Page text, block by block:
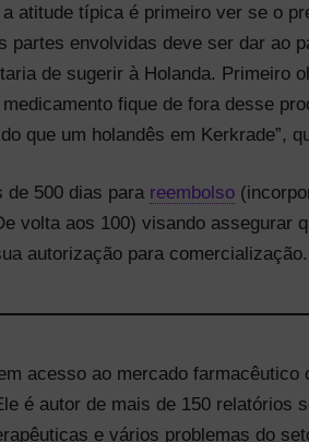
atitude típica é primeiro ver se o
partes envolvidas deve ser dar ao
de sugerir à Holanda. Primeiro
fique de fora desse
que um holandês em Kerkrade”,
de 500 dias para reembolso
volta aos 100) visando assegurar
autorização para comercialização.
acesso ao mercado
é autor de mais de 150
e vários problemas do